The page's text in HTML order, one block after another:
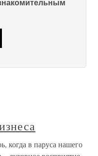
когда в паруса нашего